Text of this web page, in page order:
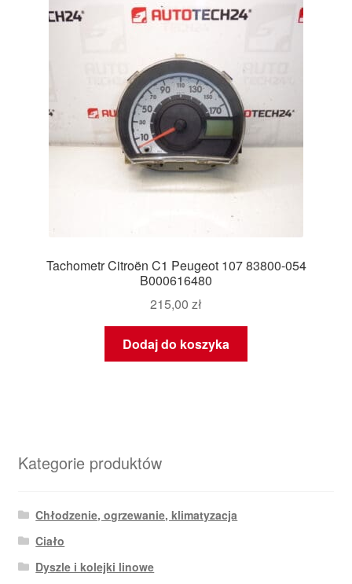
Tachometr Citroën C1 Peugeot 107 83800-054
B000616480
215,00 zł
Dodaj do koszyka
Kategorie produktów
Chłodzenie, ogrzewanie, klimatyzacja
Ciało
Dyszle i kolejki linowe